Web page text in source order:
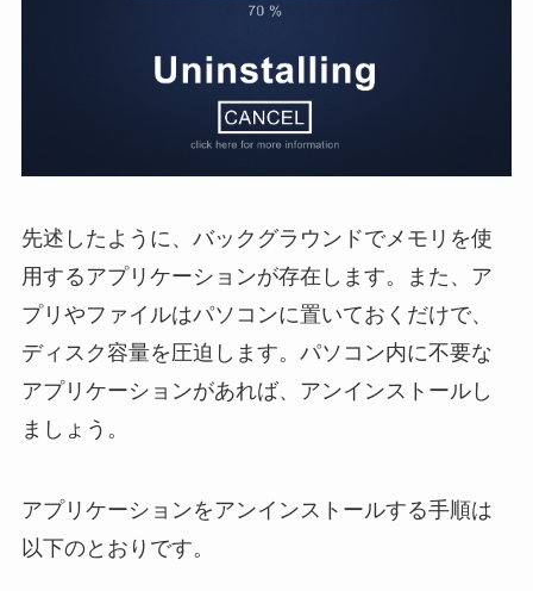
先述したように、バックグラウンドでメモリを使
用するアプリケーションが存在します。また、ア
プリやファイルはパソコンに置いておくだけで、
ディスク容量を圧迫します。パソコン内に不要な
アプリケーションがあれば、アンインストールし
ましょう。
アプリケーションをアンインストールする手順は
以下のとおりです。